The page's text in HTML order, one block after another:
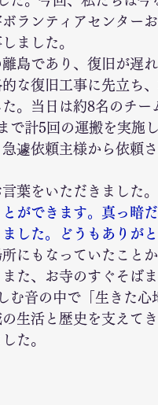
ボランティアセンター
ました。
島であり、復旧が遅れ
な復旧工事に先立ち
。当日は約8名のチー
で計5回の運搬を実施
遽依頼主様から依頼
葉をいただきました。
ができます。真っ暗
した。どうもありがと
にもなっていたこと
た、お寺のすぐそば
む音の中で「生きた
生活と歴史を支えて
た。